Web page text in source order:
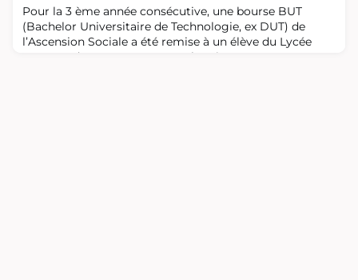
Pour la 3 ème année consécutive, une bourse BUT
(Bachelor Universitaire de Technologie, ex DUT) de
l’Ascension Sociale a été remise à un élève du Lycée
FAVARD de GUERET. MATHIS, lauréat 2023-2024, a 16